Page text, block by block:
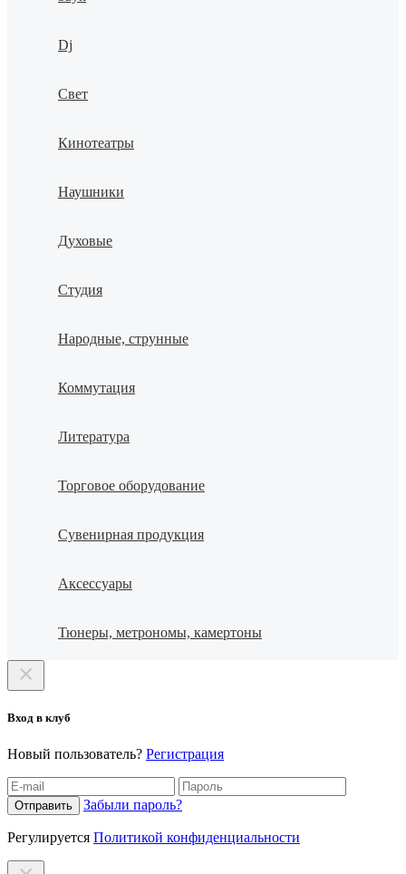
Dj
Свет
Кинотеатры
Наушники
Духовые
Студия
Народные, струнные
Коммутация
Литература
Торговое оборудование
Сувенирная продукция
Аксессуары
Тюнеры, метрономы, камертоны
Вход в клуб
Новый пользователь? Регистрация
Отправить Забыли пароль?
Регулируется Политикой конфиденциальности